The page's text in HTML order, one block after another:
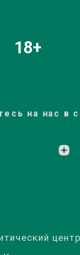
18+
на нас в
центр